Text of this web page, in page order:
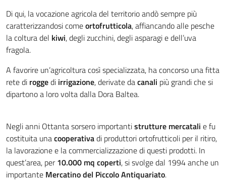
Di qui, la vocazione agricola del territorio andò sempre più
caratterizzandosi comeortofrutticola, affiancando alle pesche
la coltura del kiwi, degli zucchini, degli asparagi e dell’uva
fragola.
A favorire un’agricoltura così specializzata, ha concorso una fitta
rete di roggedi irrigazione, derivate dacanali più grandi che si
dipartono a loro volta dalla Dora Baltea.
Negli anni Ottanta sorsero importantistrutture mercatali e fu
costituita unacooperativadi produttori ortofrutticoli per il ritiro,
la lavorazione e la commercializzazione di questi prodotti. In
quest’area, per10.000 mq coperti, si svolge dal 1994 anche un
importante Mercatino del Piccolo Antiquariato.